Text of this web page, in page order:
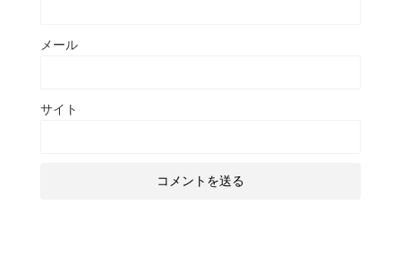
メール
サイト